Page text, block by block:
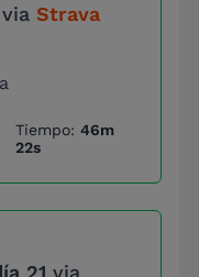
via Strava
Tiempo:46m
22s
21 via